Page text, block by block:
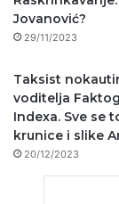
Jovanović?
29/11/2023
Taksist
voditelja
Indexa. Sve se
krunice i slike
20/12/2023